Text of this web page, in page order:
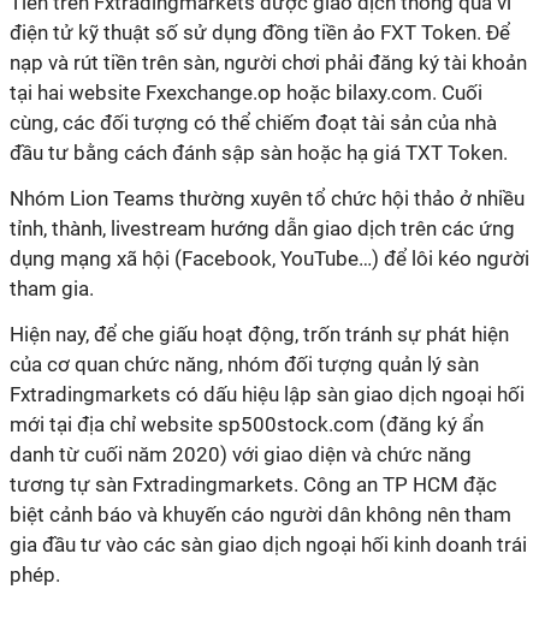
điện tử kỹ thuật số sử dụng đồng tiền ảo FXT Token. Để
nạp và rút tiền trên sàn, người chơi phải đăng ký tài khoản
tại hai website Fxexchange.op hoặc bilaxy.com. Cuối
cùng, các đối tượng có thể chiếm đoạt tài sản của nhà
đầu tư bằng cách đánh sập sàn hoặc hạ giá TXT Token.
Nhóm Lion Teams thường xuyên tổ chức hội thảo ở nhiều
tỉnh, thành, livestream hướng dẫn giao dịch trên các ứng
dụng mạng xã hội (Facebook, YouTube…) để lôi kéo người
tham gia.
Hiện nay, để che giấu hoạt động, trốn tránh sự phát hiện
của cơ quan chức năng, nhóm đối tượng quản lý sàn
Fxtradingmarkets có dấu hiệu lập sàn giao dịch ngoại hối
mới tại địa chỉ website sp500stock.com (đăng ký ẩn
danh từ cuối năm 2020) với giao diện và chức năng
tương tự sàn Fxtradingmarkets. Công an TP HCM đặc
biệt cảnh báo và khuyến cáo người dân không nên tham
gia đầu tư vào các sàn giao dịch ngoại hối kinh doanh trái
phép.